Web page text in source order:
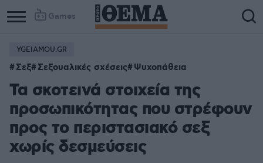
Games
YGEIAMOU.GR
Σεξ Σεξουαλικές σχέσεις Ψυχοπάθεια
Τα σκοτεινά στοιχεία της
προσωπικότητας που στρέφουν
προς το περιστασιακό σεξ
χωρίς δεσμεύσεις